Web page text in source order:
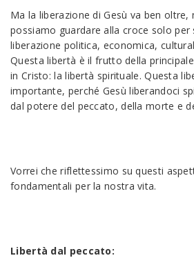
Ma la liberazione di Gesù va ben
possiamo guardare alla croce solo per
liberazione politica, economica,
Questa libertà è il frutto della
in Cristo: la libertà spirituale. Questa
importante, perché Gesù liberandoci
dal potere del peccato, della morte e
Vorrei che riflettessimo su questi
fondamentali per la nostra vita.
Libertà dal peccato: